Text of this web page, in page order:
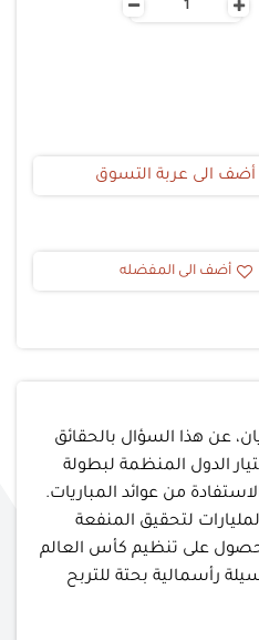
- +
أضف الى عربة التسوق
أضف الى المفضله
عن هذا السؤال بالحقائق
الدول المنظمة لبطولة
من عوائد المباريات.
لتحقيق المنفعة
على تنظيم كأس العالم
من لعبة شعبية إلى وسيلة رأسمالية بحتة للتربح